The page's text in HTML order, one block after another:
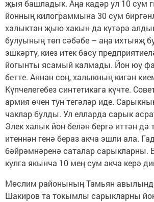
җыя башладык. Аңа кадәр ул 10 сум
йонның килограммына 30 сум
халыктан җыю хакын да күтәрә
булуының төп сәбәбе – аңа ихтыяҗ
эшкәртү, киез итек басу
йогынты ясамый калмады. Йон юу
бетте. Аннан соң, халыкның кигән
Күпчелегебез синтетикага күчте.
армия өчен тун тегәләр иде.
чаклар булды. Ул елларда сарык
Элек халык йон белән бергә иттән дә
итеннән генә бераз акча эшли ала.
бәйрәмнәренә саталар сарыкларны.
кулга якынча 10 мең сум акча керә
Мөслим районының Тамьян
Шакиров та токымлы сарыкларны йон